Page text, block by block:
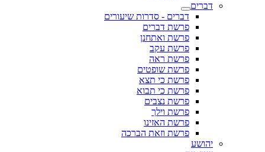
דברים
דברים - סדרות שיעורים
פרשת דברים
פרשת ואתחנן
פרשת עקב
פרשת ראה
פרשת שופטים
פרשת כי תצא
פרשת כי תבוא
פרשת נצבים
פרשת וילך
פרשת האזינו
פרשת וזאת הברכה
יהושע